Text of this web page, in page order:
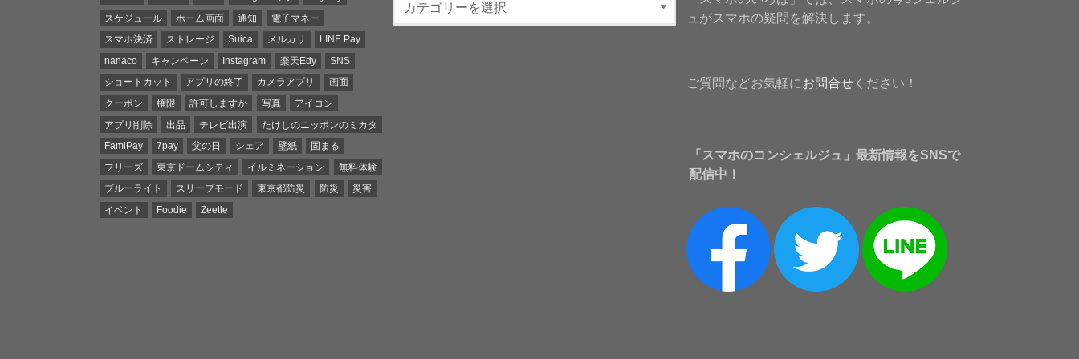
スケジュール
ホーム画面 通知
電子マネー
スマホ決済
ストレージ Suica メルカリ
LINE Pay
nanaco
キャンペーン Instagram 楽天Edy
SNS
ショートカット
アプリの終了 カメラアプリ
画面
クーポン
権限 許可しますか 写真
アイコン
アプリ削除
出品 テレビ出演
たけしのニッポンのミカタ
FamiPay
7pay 父の日 シェア 壁紙
固まる
フリーズ
東京ドームシティ イルミネーション
無料体験
ブルーライト
スリープモード 東京都防災 防災
災害
イベント
Foodie Zeetle
ュがスマホの疑問を解決します。
ご質問などお気軽にお問合せください！
「スマホのコンシェルジュ」最新情報をSNSで
配信中！